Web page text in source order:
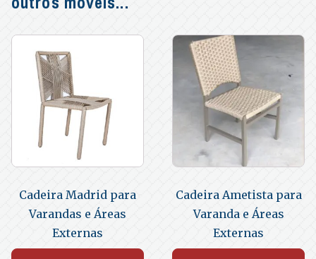
Cadeira Madrid para
Varandas e Áreas
Externas
Cadeira Ametista para
Varanda e Áreas
Externas